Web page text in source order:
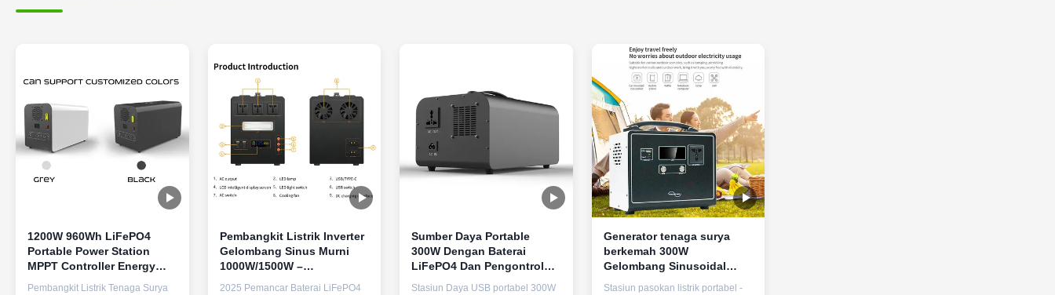
1200W 960Wh LiFePO4
Portable Power Station
MPPT Controller Energy
Storage Power Supply
Pembangkit Listrik Tenaga Surya
Pembangkit Listrik Inverter
Gelombang Sinus Murni
1000W/1500W –
Penyimpanan Energi
2025 Pemancar Baterai LiFePO4
Sumber Daya Portable
300W Dengan Baterai
LiFePO4 Dan Pengontrol
MPPT Untuk Pengisian
Stasiun Daya USB portabel 300W
Generator tenaga surya
berkemah 300W
Gelombang Sinusoidal
Termodifikasi Untuk
Stasiun pasokan listrik portabel -